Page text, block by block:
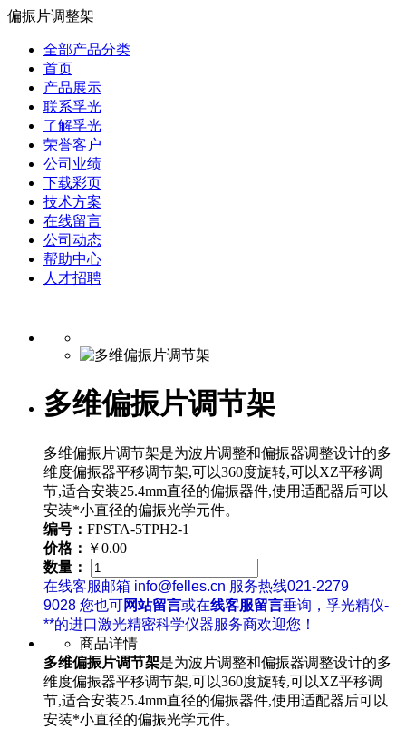
偏振片调整架
全部产品分类
首页
产品展示
联系孚光
了解孚光
荣誉客户
公司业绩
下载彩页
技术方案
在线留言
公司动态
帮助中心
人才招聘
多维偏振片调节架
多维偏振片调节架是为波片调整和偏振器调整设计的多
维度偏振器平移调节架,可以360度旋转,可以XZ平移调
节,适合安装25.4mm直径的偏振器件,使用适配器后可以
安装*小直径的偏振光学元件。
编号： FPSTA-5TPH2-1
价格： ￥0.00
数量：
在线客服邮箱 info@felles.cn 服务热线021-2279
9028 您也可网站留言或在线客服留言垂询，孚光精仪-
**的进口激光精密科学仪器服务商欢迎您！
商品详情
多维偏振片调节架是为波片调整和偏振器调整设计的多
维度偏振器平移调节架,可以360度旋转,可以XZ平移调
节,适合安装25.4mm直径的偏振器件,使用适配器后可以
安装*小直径的偏振光学元件。